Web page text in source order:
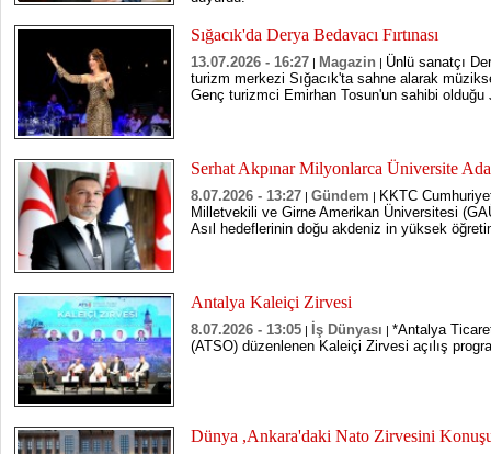
Sığacık'da Derya Bedavacı Fırtınası
13.07.2026 - 16:27 | Magazin | Ünlü sanatçı
turizm merkezi Sığacık'ta sahne alarak
Genç turizmci Emirhan Tosun'un sahibi olduğu
Serhat Akpınar Milyonlarca Üniversite
8.07.2026 - 13:27 | Gündem | KKTC
Milletvekili ve Girne Amerikan Üniversitesi
Asıl hedeflerinin doğu akdeniz in yüksek
Antalya Kaleiçi Zirvesi
8.07.2026 - 13:05 | İş Dünyası | *Antalya
(ATSO) düzenlenen Kaleiçi Zirvesi açılış
Dünya ,Ankara'daki Nato Zirvesini